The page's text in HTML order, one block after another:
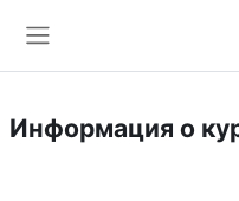
Информация о